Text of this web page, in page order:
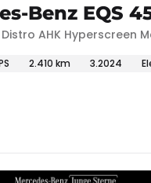
Benz EQS
Distro AHK Hyperscreen
2.410 km 3.2024